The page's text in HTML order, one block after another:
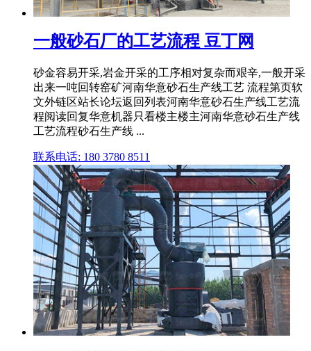
一般砂石厂的工艺流程 豆丁网
砂金容易开采,岩金开采的工序相对复杂而艰辛,一般开采
出来一吨回转窑矿河南华意砂石生产线工艺 流程第页软
文外链区站长论坛返回列表河南华意砂石生产线工艺流
程阅读回复华意机器只看楼主楼主河南华意砂石生产线
工艺流程砂石生产线 ...
联系电话: 180 3780 8511